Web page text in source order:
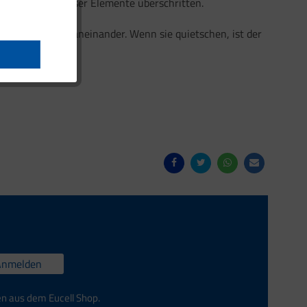
aneinander. Wenn sie quietschen, ist der
aus dem Eucell Shop.